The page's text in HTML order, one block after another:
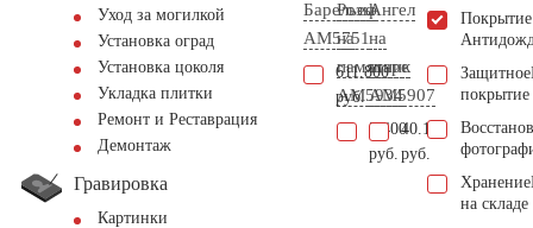
Уход за могилкой
Установка оград
Установка цоколя
Укладка плитки
Ремонт и Реставрация
Демонтаж
Гравировка
Картинки
Барельеф
AM5751
611.800
руб.
Розы
на
памятник
AM5934
5.400
руб.
Ангел
на
шаре
AM5907
40.100
руб.
Покрытие
Защитное
покрытие
Хранение
на складе